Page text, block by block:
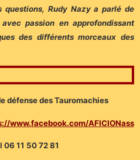
questions, Rudy Nazy a parlé de
passion en approfondissant
des différents morceaux des
défense des Tauromachies
www.facebook.com/AFICIONass
06 11 50 72 81